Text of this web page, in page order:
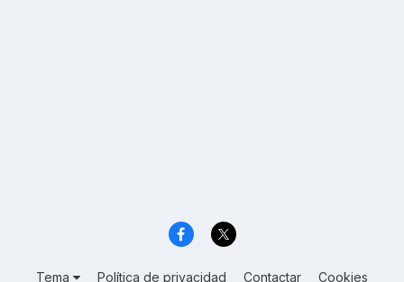
Tema Política de privacidad Contactar Cookies